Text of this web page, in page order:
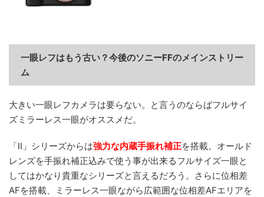
一眼レフはもう古い？今後のソニーFFのメインストリー
ム
大きい一眼レフカメラは要らない。と言うのならばフルサイ
ズミラーレス一眼がオススメだ。
「II」シリーズからは強力な内蔵手振れ補正を搭載。オールド
レンズを手振れ補正込みで使う事が出来るフルサイズ一眼と
してはかなり貴重なシリーズと言えるだろう。さらに位相差
AFを搭載、ミラーレス一眼ながら広範囲な位相差AFエリアを